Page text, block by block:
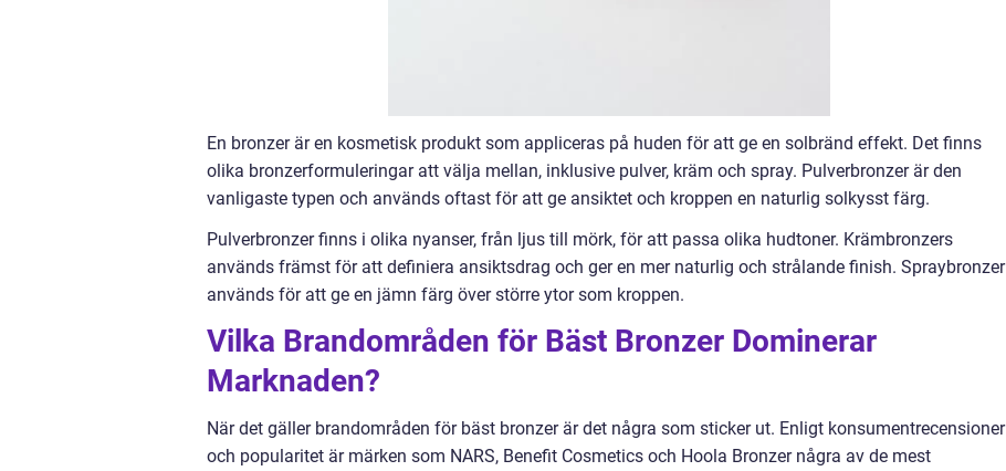
En bronzer är en kosmetisk produkt som appliceras på huden för att ge en solbränd effekt. Det finns
olika bronzerformuleringar att välja mellan, inklusive pulver, kräm och spray. Pulverbronzer är den
vanligaste typen och används oftast för att ge ansiktet och kroppen en naturlig solkysst färg.
Pulverbronzer finns i olika nyanser, från ljus till mörk, för att passa olika hudtoner. Krämbronzers
används främst för att definiera ansiktsdrag och ger en mer naturlig och strålande finish. Spraybronzer
används för att ge en jämn färg över större ytor som kroppen.
Vilka Brandområden för Bäst Bronzer Dominerar
Marknaden?
När det gäller brandområden för bäst bronzer är det några som sticker ut. Enligt konsumentrecensioner
och popularitet är märken som NARS, Benefit Cosmetics och Hoola Bronzer några av de mest